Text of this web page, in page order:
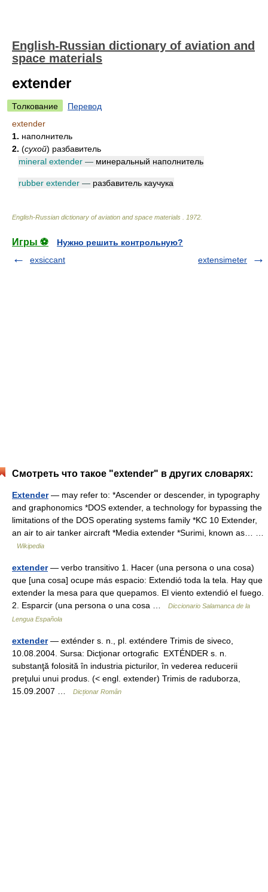
English-Russian dictionary of aviation and
space materials
extender
Толкование
Перевод
extender
1. наполнитель
2. (сухой) разбавитель
mineral extender — минеральный наполнитель
rubber extender — разбавитель каучука
English-Russian dictionary of aviation and space materials 1972
Игры ⚽
Нужно решить контрольную?
exsiccant
extensimeter
Смотреть что такое "extender" в других словарях:
Extender— may refer to: *Ascender or descender, in typography
and graphonomics *DOS extender, a technology for bypassing the
limitations of the DOS operating systems family *KC 10 Extender,
an air to air tanker aircraft *Media extender *Surimi, known as… …
Wikipedia
extender— verbo transitivo 1. Hacer (una persona o una cosa)
que [una cosa] ocupe más espacio: Extendió toda la tela. Hay que
extender la mesa para que quepamos. El viento extendió el fuego.
2. Esparcir (una persona o una cosa …
Diccionario Salamanca de la
Lengua Española
extender— exténder s. n., pl. exténdere Trimis de siveco,
10.08.2004. Sursa: Dicţionar ortografic EXTÉNDER s. n.
substanţă folosită în industria picturilor, în vederea reducerii
preţului unui produs. (< engl. extender) Trimis de raduborza,
15.09.2007 …
Dicționar Român